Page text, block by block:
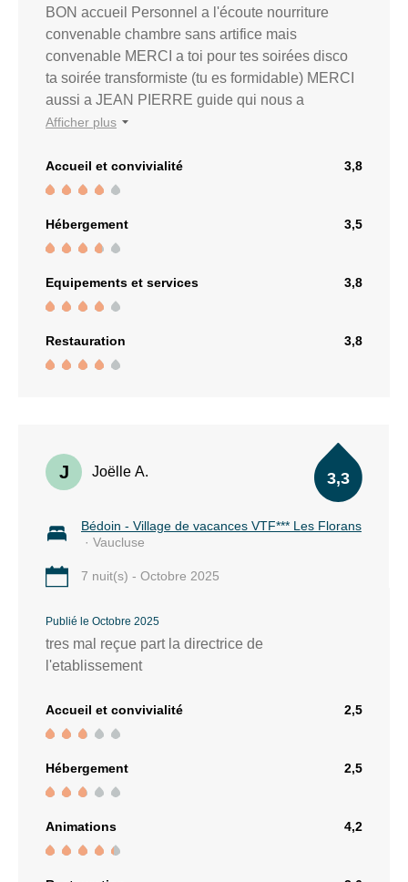
BON accueil Personnel a l'écoute nourriture
convenable chambre sans artifice mais
convenable MERCI a toi pour tes soirées disco
ta soirée transformiste (tu es formidable) MERCI
aussi a JEAN PIERRE guide qui nous a
beaucoup fait rire MERCI pour toutes ces
Afficher plus
Accueil et convivialité 3,8
Hébergement 3,5
Equipements et services 3,8
Restauration 3,8
J Joëlle A.
Bédoin - Village de vacances VTF*** Les Florans
· Vaucluse
7 nuit(s) - Octobre 2025
Publié le Octobre 2025
tres mal reçue part la directrice de
l'etablissement
3,3
Accueil et convivialité 2,5
Hébergement 2,5
Animations 4,2